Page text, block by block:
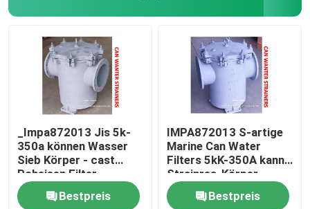
_Impa872013 Jis 5k-
350a können Wasser
Sieb Körper - cast
Roheisen Filter -
Edelstahl
Bestpreis
IMPA872013 S-artige
Marine Can Water
Filters 5kK-350A kann
Strainres-Körper-
Roheisen-Filter-
Edelstahl wässern
Bestpreis